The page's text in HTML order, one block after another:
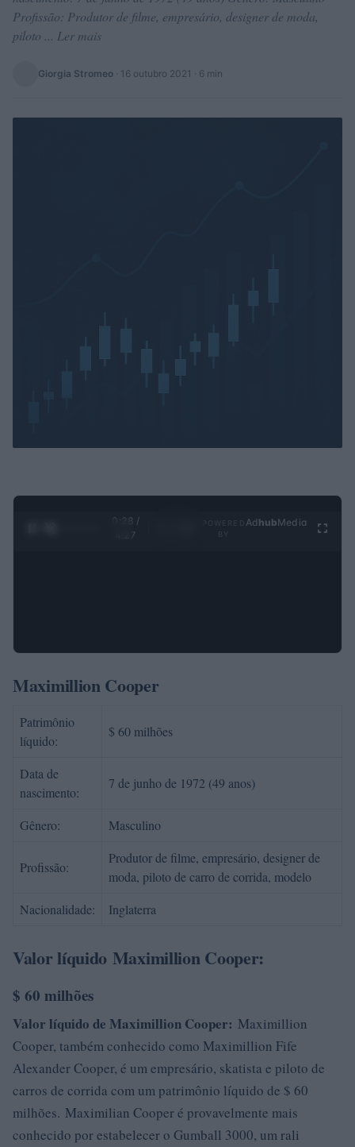
Profissão: Produtor de filme, empresário, designer de moda,
piloto ... Ler mais
Giorgia Stromeo · 16 outubro 2021 · 6 min
0:29 /
4:27
Ad hubMedia
Maximillion Cooper
Patrimônio
líquido:
$ 60 milhões
Data de
nascimento:
7 de junho de 1972 (49 anos)
Gênero: Masculino
Profissão:
Produtor de filme, empresário, designer de
moda, piloto de carro de corrida, modelo
Nacionalidade:
Inglaterra
Valor líquido Maximillion Cooper:
$ 60 milhões
Valor líquido de Maximillion Cooper: Maximillion
Cooper, também conhecido como Maximillion Fife
Alexander Cooper, é um empresário, skatista e piloto de
carros de corrida com um patrimônio líquido de $ 60
milhões. Maximilian Cooper é provavelmente mais
conhecido por estabelecer o Gumball 3000, um rali